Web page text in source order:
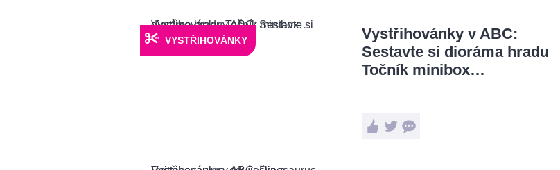
Vystřihovánky v ABC:
Sestavte si dioráma hradu
Točník minibox…
VYSTŘIHOVÁNKY